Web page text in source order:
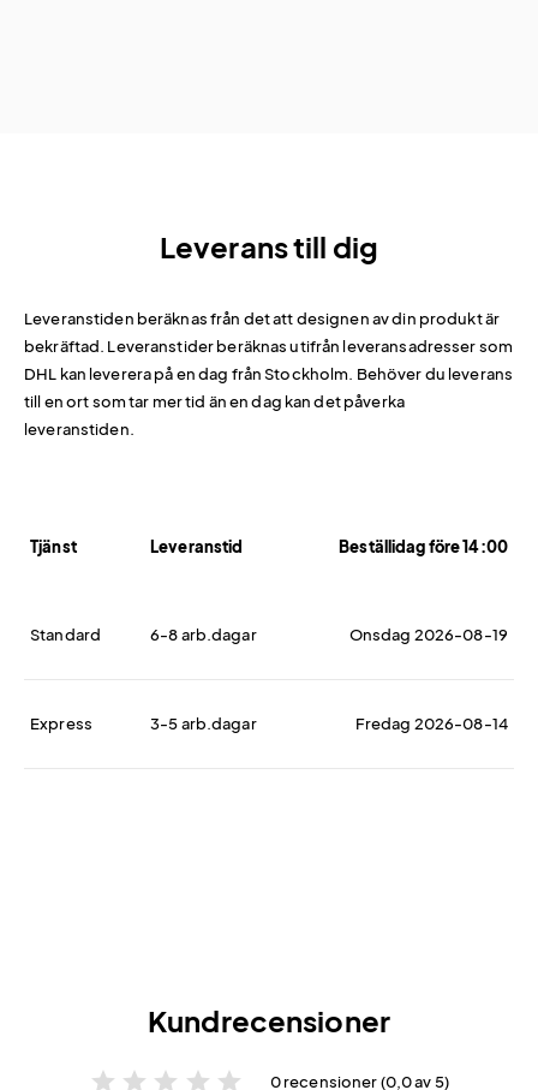
Leverans till dig
Leveranstiden beräknas från det att designen av din produkt är
bekräftad. Leveranstider beräknas utifrån leveransadresser som
DHL kan leverera på en dag från Stockholm. Behöver du leverans
till en ort som tar mer tid än en dag kan det påverka
leveranstiden.
Tjänst Leveranstid Beställidag före 14:00
Standard 6-8 arb.dagar Onsdag 2026-08-19
Express 3-5 arb.dagar Fredag 2026-08-14
Kundrecensioner
star star star star star 0 recensioner (0,0 av 5)